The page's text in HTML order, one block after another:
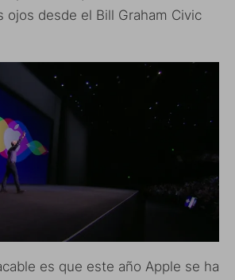
ojos desde el Bill Graham Civic
es que este año Apple se ha